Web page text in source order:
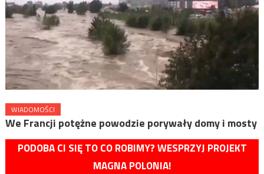
WIADOMOŚCI
We Francji potężne powodzie porywały domy i mosty
PODOBA CI SIĘ TO CO ROBIMY? WESPRZYJ PROJEKT
MAGNA POLONIA!